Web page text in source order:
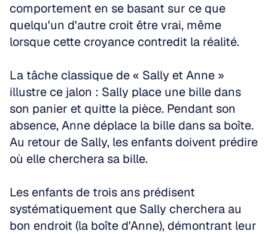
comportement en se basant sur ce que
quelqu'un d'autre croit être vrai, même
lorsque cette croyance contredit la réalité.
La tâche classique de « Sally et Anne »
illustre ce jalon : Sally place une bille dans
son panier et quitte la pièce. Pendant son
absence, Anne déplace la bille dans sa boîte.
Au retour de Sally, les enfants doivent prédire
où elle cherchera sa bille.
Les enfants de trois ans prédisent
systématiquement que Sally cherchera au
bon endroit (la boîte d'Anne), démontrant leur